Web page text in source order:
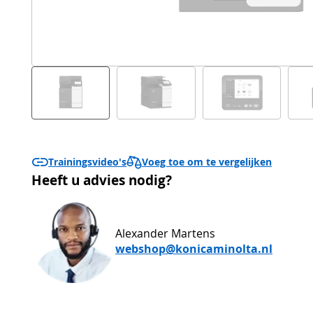
Trainingsvideo's Voeg toe om te vergelijken
Heeft u advies nodig?
Alexander Martens
webshop@konicaminolta.nl